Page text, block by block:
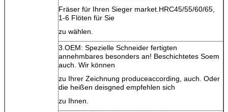
Fräser für Ihren Sieger market.HRC45/55/60/65,
1-6 Flöten für Sie
zu wählen.
3.OEM: Spezielle Schneider fertigten
annehmbares besonders an! Beschichtetes Soem
auch. Wir können
zu Ihrer Zeichnung produceaccording, auch. Oder
die heißen deisgned empfehlen sich
zu Ihnen.